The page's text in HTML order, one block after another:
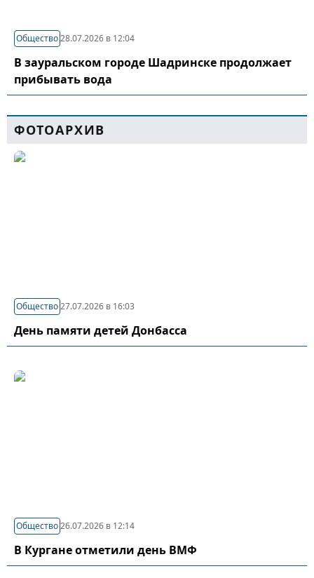
Общество28.07.2026 в 12:04
В зауральском городе Шадринске продолжает
прибывать вода
ФОТОАРХИВ
Общество27.07.2026 в 16:03
День памяти детей Донбасса
Общество26.07.2026 в 12:14
В Кургане отметили день ВМФ